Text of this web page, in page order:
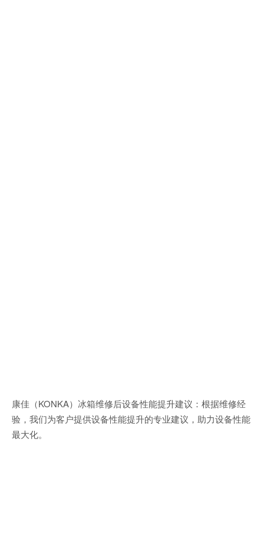
康佳（KONKA）冰箱维修后设备性能提升建议：根据维修经
验，我们为客户提供设备性能提升的专业建议，助力设备性能
最大化。